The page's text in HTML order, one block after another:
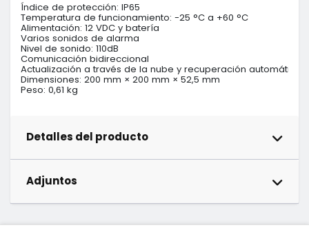
Índice de protección: IP65
Temperatura de funcionamiento: -25 °C a +60 °C
Alimentación: 12 VDC y batería
Varios sonidos de alarma
Nivel de sonido: 110dB
Comunicación bidireccional
Actualización a través de la nube y recuperación automática
Dimensiones: 200 mm × 200 mm × 52,5 mm
Detalles del producto
Adjuntos